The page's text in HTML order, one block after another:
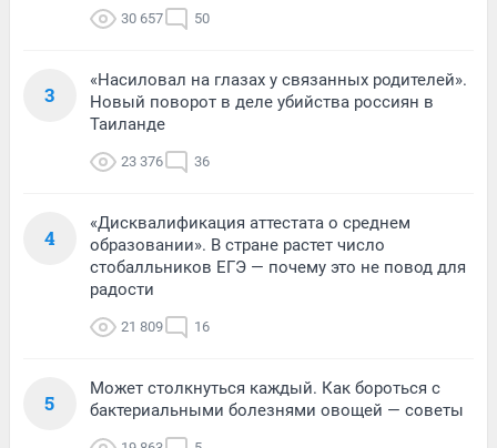
30 657 50
3
«Насиловал на глазах у связанных родителей».
Новый поворот в деле убийства россиян в
Таиланде
23 376 36
4
«Дисквалификация аттестата о среднем
образовании». В стране растет число
стобалльников ЕГЭ — почему это не повод для
радости
21 809 16
5
Может столкнуться каждый. Как бороться с
бактериальными болезнями овощей — советы